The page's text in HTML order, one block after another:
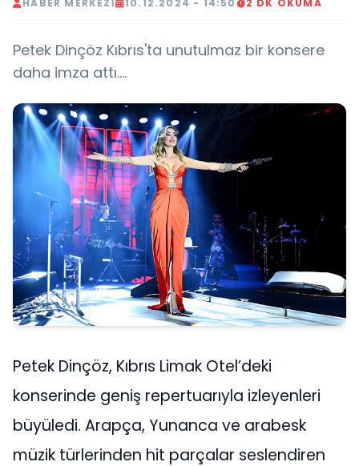
HABER MERKEZI 10.12.2024 - 14:50 2 DK OKUMA
Petek Dinçöz Kıbrıs'ta unutulmaz bir konsere
daha imza attı....
Petek Dinçöz, Kıbrıs Limak Otel’deki
konserinde geniş repertuarıyla izleyenleri
büyüledi. Arapça, Yunanca ve arabesk
müzik türlerinden hit parçalar seslendiren